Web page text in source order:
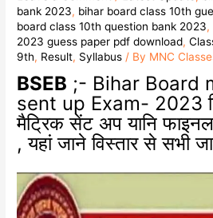
bank 2023, bihar board class 10th
board class 10th question bank 2023,
2023 guess paper pdf download,
9th, Result, Syllabus / By MNC
BSEB ;- Bihar Board
sent up Exam- 2023
मैट्रिक सेंट अप यानि फाइनल
, यहां जाने विस्तार से सभी